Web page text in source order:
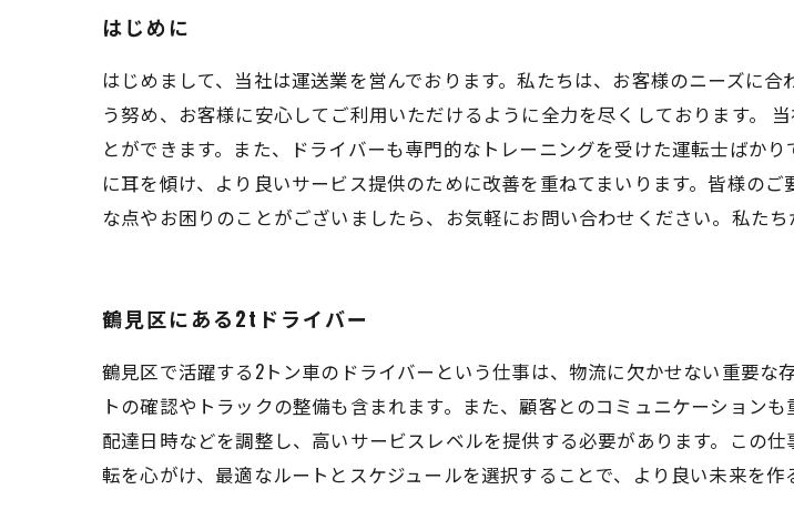
はじめに
はじめまして、当社は運送業を営んでおります。私たちは、お客様のニーズに
う努め、お客様に安心してご利用いただけるように全力を尽くしております。
とができます。また、ドライバーも専門的なトレーニングを受けた運転士ばか
に耳を傾け、より良いサービス提供のために改善を重ねてまいります。皆様の
な点やお困りのことがございましたら、お気軽にお問い合わせください。私たち
鶴見区にある2tドライバー
鶴見区で活躍する2トン車のドライバーという仕事は、物流に欠かせない重要
トの確認やトラックの整備も含まれます。また、顧客とのコミュニケーション
配達日時などを調整し、高いサービスレベルを提供する必要があります。この
転を心がけ、最適なルートとスケジュールを選択することで、より良い未来を作